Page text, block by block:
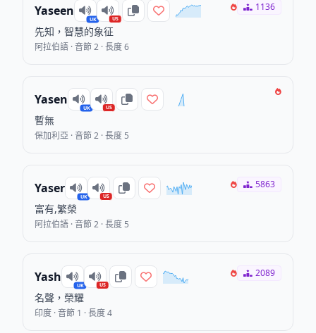
Yaseen
UK US
先知，智慧的象征
阿拉伯語 · 音節 2 · 長度 6
1136
Yasen
UK US
暫無
保加利亞 · 音節 2 · 長度 5
Yaser
UK US
富有,繁榮
阿拉伯語 · 音節 2 · 長度 5
5863
Yash
UK US
名聲，榮耀
印度 · 音節 1 · 長度 4
2089